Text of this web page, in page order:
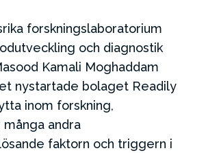
forskningslaboratorium
och diagnostik
Kamali Moghaddam
nystartade bolaget Readily
inom forskning,
andra
faktorn och triggern i